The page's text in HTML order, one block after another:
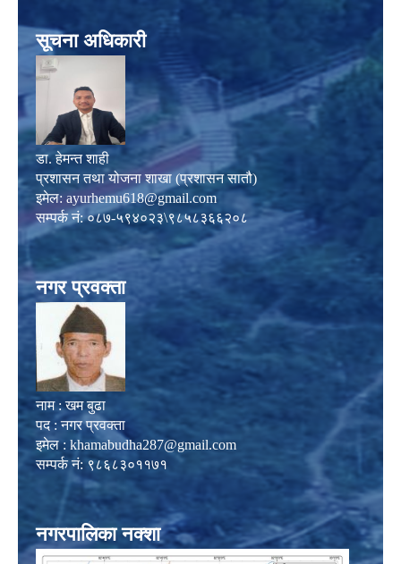
सूचना अधिकारी
डा. हेमन्त शाही
प्रशासन तथा योजना शाखा (प्रशासन सातौ)
इमेल: ayurhemu618@gmail.com
सम्पर्क नं: ०८७-५९४०२३\९८५८३६६२०८
नगर प्रवक्ता
नाम : खम बुढा
पद : नगर प्रवक्ता
इमेल : khamabudha287@gmail.com
सम्पर्क नं: ९८६८३०११७१
नगरपालिका नक्शा